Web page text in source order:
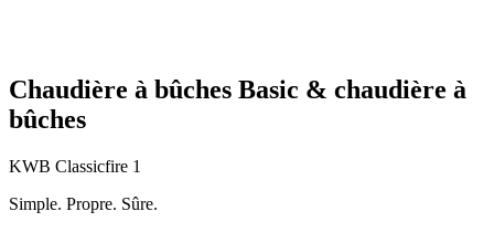
Chaudière à bûches Basic & chaudière à
bûches
KWB Classicfire 1
Simple. Propre. Sûre.